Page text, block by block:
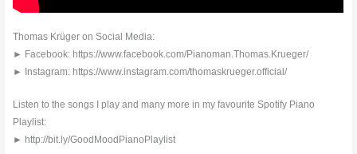
Thomas Krüger on Social Media:
► Facebook: https://www.facebook.com/Pianoman.Thomas.Krueger/
► Instagram: https://www.instagram.com/thomaskrueger.official/
Listen to the songs I play and many more in my favourite Spotify Piano
Playlist:
► http://bit.ly/GoodMoodPianoPlaylist